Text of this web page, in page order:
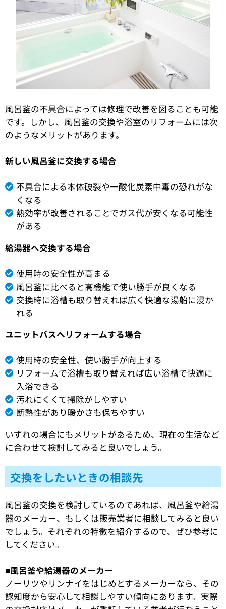
風呂釜の不具合によっては修理で改善を図ることも可能
です。しかし、風呂釜の交換や浴室のリフォームには次
のようなメリットがあります。
新しい風呂釜に交換する場合
不具合による本体破裂や一酸化炭素中毒の恐れがな
くなる
熱効率が改善されることでガス代が安くなる可能性
がある
給湯器へ交換する場合
使用時の安全性が高まる
風呂釜に比べると高機能で使い勝手が良くなる
交換時に浴槽も取り替えれば広く快適な湯船に浸か
れる
ユニットバスへリフォームする場合
使用時の安全性、使い勝手が向上する
リフォームで浴槽も取り替えれば広い浴槽で快適に
入浴できる
汚れにくくて掃除がしやすい
断熱性があり暖かさも保ちやすい
いずれの場合にもメリットがあるため、現在の生活など
に合わせて検討してみると良いでしょう。
交換をしたいときの相談先
風呂釜の交換を検討しているのであれば、風呂釜や給湯
器のメーカー、もしくは販売業者に相談してみると良い
でしょう。それぞれの特徴を紹介するので、ぜひ参考に
してください。
■風呂釜や給湯器のメーカー
ノーリツやリンナイをはじめとするメーカーなら、その
認知度から安心して相談しやすい傾向にあります。実際